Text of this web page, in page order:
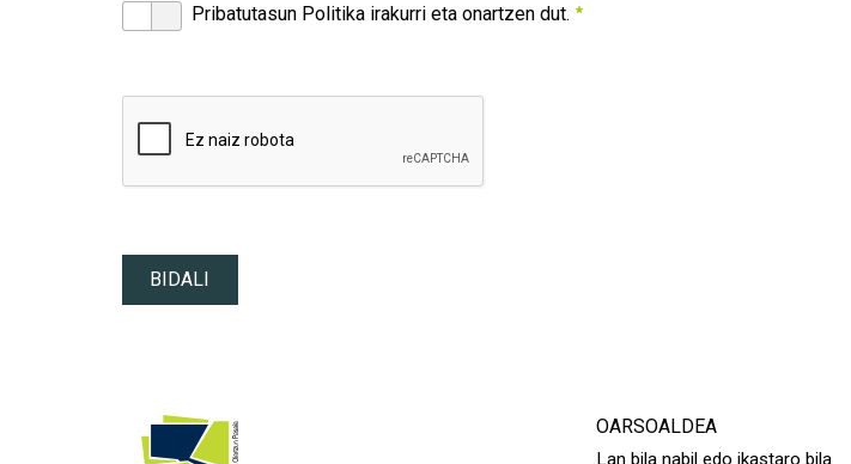
Pribatutasun Politika irakurri eta onartzen dut.
BIDALI
OARSOALDEA
Lan bila nabil edo ikastaro bila